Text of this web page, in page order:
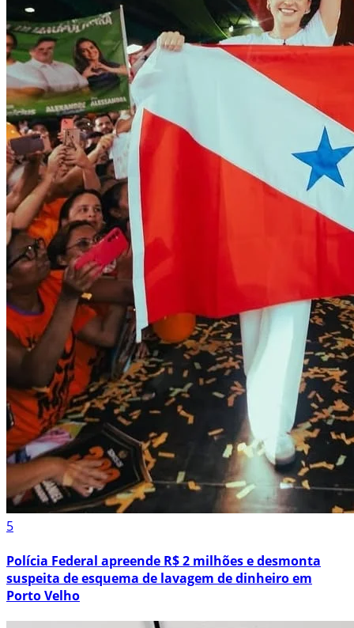
5
Polícia Federal apreende R$ 2 milhões e desmonta
suspeita de esquema de lavagem de dinheiro em
Porto Velho